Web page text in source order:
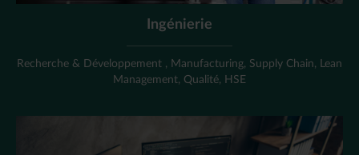
Ingénierie
Recherche & Développement , Manufacturing, Supply Chain, Lean
Management, Qualité, HSE